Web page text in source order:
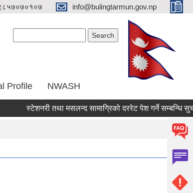
info@bulingtarmun.gov.np
Profile NWASH
स्टेशनरी तथा मसलन्द सामाग्रिको दररेट पेश गर्ने सम्बन्धि सुचना ।